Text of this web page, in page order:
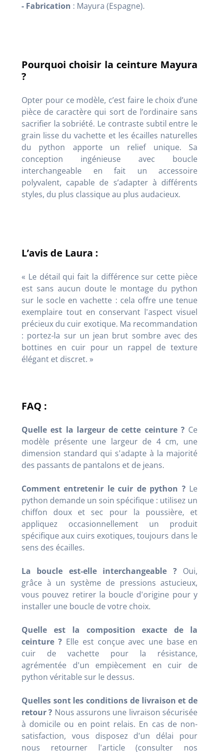
- Fabrication : Mayura (Espagne).
Pourquoi choisir la ceinture Mayura
?
Opter pour ce modèle, c’est faire le choix d’une
pièce de caractère qui sort de l’ordinaire sans
sacrifier la sobriété. Le contraste subtil entre le
grain lisse du vachette et les écailles naturelles
du python apporte un relief unique. Sa
conception ingénieuse avec boucle
interchangeable en fait un accessoire
polyvalent, capable de s’adapter à différents
styles, du plus classique au plus audacieux.
L’avis de Laura :
« Le détail qui fait la différence sur cette pièce
est sans aucun doute le montage du python
sur le socle en vachette : cela offre une tenue
exemplaire tout en conservant l'aspect visuel
précieux du cuir exotique. Ma recommandation
: portez-la sur un jean brut sombre avec des
bottines en cuir pour un rappel de texture
élégant et discret. »
FAQ :
Quelle est la largeur de cette ceinture ?Ce
modèle présente une largeur de 4 cm, une
dimension standard qui s'adapte à la majorité
des passants de pantalons et de jeans.
Comment entretenir le cuir de python ?Le
python demande un soin spécifique : utilisez un
chiffon doux et sec pour la poussière, et
appliquez occasionnellement un produit
spécifique aux cuirs exotiques, toujours dans le
sens des écailles.
La boucle est-elle interchangeable ?Oui,
grâce à un système de pressions astucieux,
vous pouvez retirer la boucle d'origine pour y
installer une boucle de votre choix.
Quelle est la composition exacte de la
ceinture ?Elle est conçue avec une base en
cuir de vachette pour la résistance,
agrémentée d'un empiècement en cuir de
python véritable sur le dessus.
Quelles sont les conditions de livraison et de
retour ? Nous assurons une livraison sécurisée
à domicile ou en point relais. En cas de non-
satisfaction, vous disposez d'un délai pour
nous retourner l'article (consulter nos